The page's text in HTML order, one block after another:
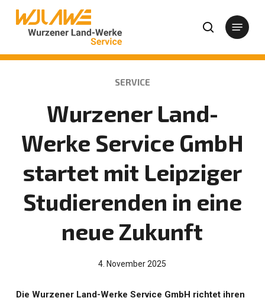
Hauptinhalt
springen
Zur Startseite von Wurzener Land-Werke
Suchformular öffnen
Menu
SERVICEKATEGORIE
Wurzener Land-
Werke Service GmbH
startet mit Leipziger
Studierenden in eine
neue Zukunft
4. November 2025
Die Wurzener Land-Werke Service GmbH richtet ihren